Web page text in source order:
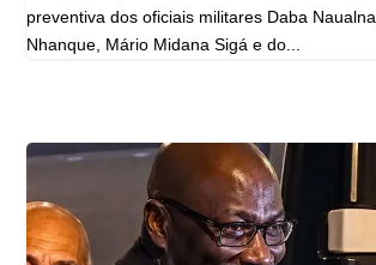
preventiva dos oficiais militares Daba
Nhanque, Mário Midana Sigá e do...